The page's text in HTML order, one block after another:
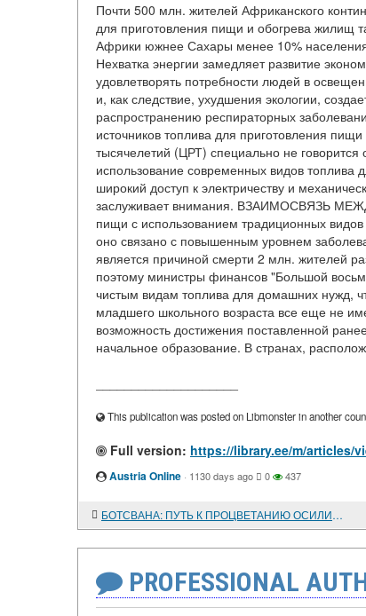
Почти 500 млн. жителей Африканского
для приготовления пищи и обогрева жилищ
Африки южнее Сахары менее 10% населения
Нехватка энергии замедляет развитие
удовлетворять потребности людей в
и, как следствие, ухудшения экологии,
распространению респираторных
источников топлива для приготовления
тысячелетий (ЦРТ) специально не говорится
использование современных видов топлива
широкий доступ к электричеству и
заслуживает внимания. ВЗАИМОСВЯЗЬ
пищи с использованием традиционных
оно связано с повышенным уровнем
является причиной смерти 2 млн. жителей
поэтому министры финансов "Большой
чистым видам топлива для домашних нужд,
младшего школьного возраста все еще не
возможность достижения поставленной
начальное образование. В странах,
This publication was posted on Libmonster in another
Full version: https://library.ee/m/
Austria Online · 1130 days ago 0 437
БОТСВАНА: ПУТЬ К ПРОЦВЕТАНИЮ ОСИЛИТ ИДУЩИЙ
PROFESSIONAL